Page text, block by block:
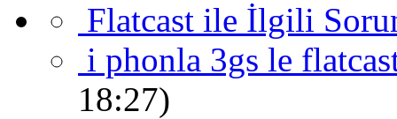
Flatcast ile İlgili
i phonla 3gs le
18:27)